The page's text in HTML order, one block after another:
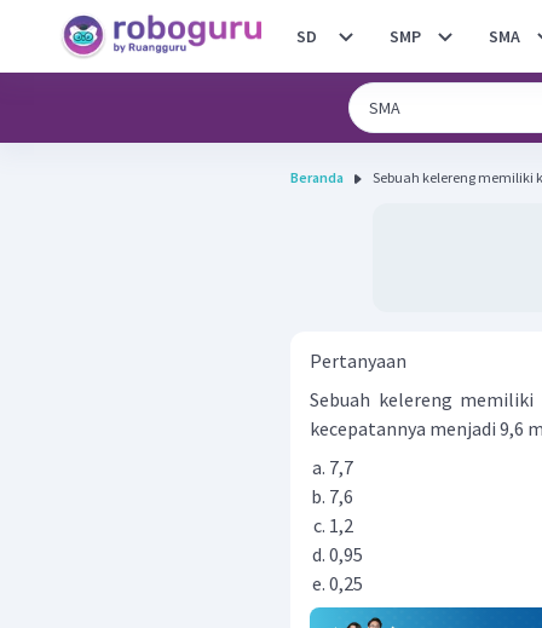
SD SMP SMA
Beranda Sebuah kelereng memiliki
Pertanyaan
Sebuah kelereng
kecepatannya menjadi 9,6
7,7
7,6
1,2
0,95
0,25